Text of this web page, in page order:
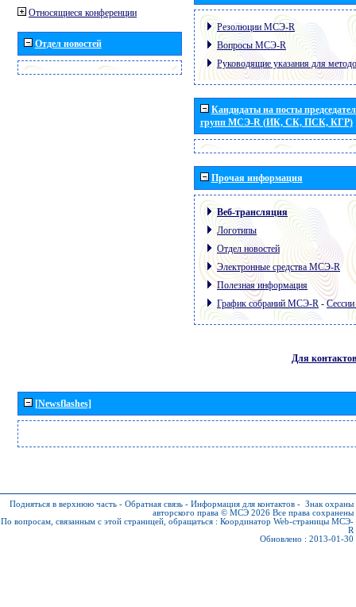
Относящиеся конференции
Отдел новостей
Резолюции МСЭ-R
Вопросы МСЭ-R
Руководящие указания для
Кандидаты на посты
групп МСЭ-R (ИК, СК, ПСК, КГР)
Прочая информация
Веб-трансляция
Логотипы
Отдел новостей
Электронные средства МСЭ-R
Полезная информация
График собраний МСЭ-R -
Для контактов
[Newsflashes]
Подняться в верхнюю часть - Обратная связь - Информация для контактов - Знак охраны
авторского права © МСЭ 2026 Все права сохранены
По вопросам, связанным с этой страницей, обращаться : Координатор Web-страницы МСЭ-
R
Обновлено : 2013-01-30